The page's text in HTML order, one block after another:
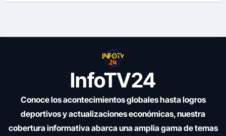
InfoTV24
Conoce los acontecimientos globales hasta logros
deportivos y actualizaciones económicas, nuestra
cobertura informativa abarca una amplia gama de temas